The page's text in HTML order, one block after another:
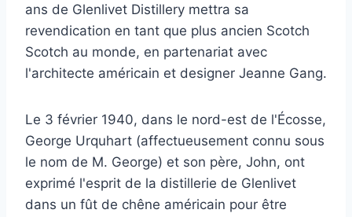
ans de Glenlivet Distillery mettra sa
revendication en tant que plus ancien Scotch
Scotch au monde, en partenariat avec
l'architecte américain et designer Jeanne Gang.
Le 3 février 1940, dans le nord-est de l'Écosse,
George Urquhart (affectueusement connu sous
le nom de M. George) et son père, John, ont
exprimé l'esprit de la distillerie de Glenlivet
dans un fût de chêne américain pour être